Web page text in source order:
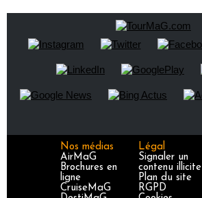
Nos médias
AirMaG
Brochures en
ligne
CruiseMaG
Légal
Signaler un
contenu illicite
Plan du site
RGPD